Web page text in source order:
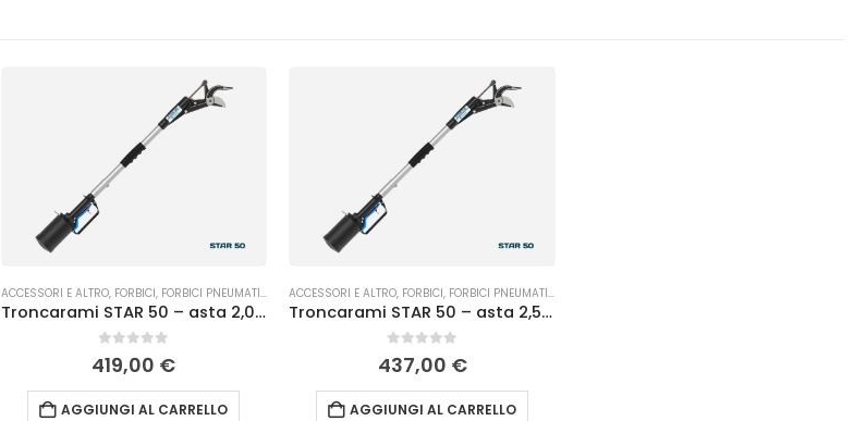
POTATURA
ACCESSORI E ALTRO, FORBICI, FORBICI PNEUMATICHE POTATURA
Troncarami STAR 50 – asta 2,00 m Campagnola
0Su 5
419,00 €
AGGIUNGI AL CARRELLO
ACCESSORI E ALTRO, FORBICI, FORBICI PNEUMATICHE
Troncarami STAR 50 – asta 2,50 m Campagnola
0Su 5
437,00 €
AGGIUNGI AL CARRELLO